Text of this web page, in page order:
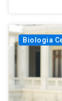
Biologia